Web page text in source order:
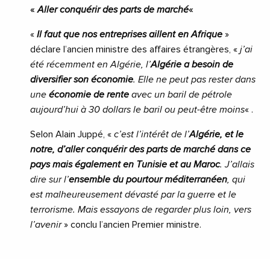
«Aller conquérir des parts de marché«
« Il faut que nos entreprises aillent en Afrique »
déclare l’ancien ministre des affaires étrangères, « j’ai
été récemment en Algérie, l’Algérie a besoin de
diversifier son économie. Elle ne peut pas rester dans
une économie de rente avec un baril de pétrole
aujourd’hui à 30 dollars le baril ou peut-être moins« .
Selon Alain Juppé, « c’est l’intérêt de l’Algérie, et le
notre, d’aller conquérir des parts de marché dans ce
pays mais également en Tunisie et au Maroc. J’allais
dire sur l’ensemble du pourtour méditerranéen , qui
est malheureusement dévasté par la guerre et le
terrorisme. Mais essayons de regarder plus loin, vers
l’avenir» conclu l’ancien Premier ministre.